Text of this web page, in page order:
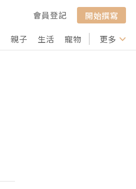
會員登記
開始撰寫
親子 生活 寵物 行山 打卡
更多